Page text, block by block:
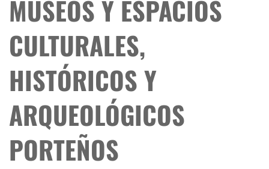
MUSEOS Y ESPACIOS
CULTURALES,
HISTÓRICOS Y
ARQUEOLÓGICOS
PORTEÑOS